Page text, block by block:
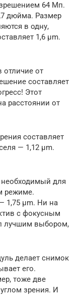
64 Мп.
дюйма. Размер
в одну,
1,6 μm.
отличие от
составляет
Этот
расстоянии от
составляет
— 1,12 μm.
необходимый для
режиме.
1,75 μm. Ни на
с фокусным
лучшим выбором,
делает снимок
его.
тоже две
зрения. И